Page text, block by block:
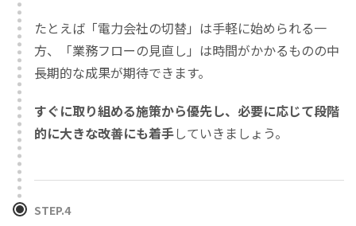
たとえば「電力会社の切替」は手軽に始められる一
方、「業務フローの見直し」は時間がかかるものの中
長期的な成果が期待できます。
すぐに取り組める施策から優先し、必要に応じて段階
的に大きな改善にも着手していきましょう。
STEP.4